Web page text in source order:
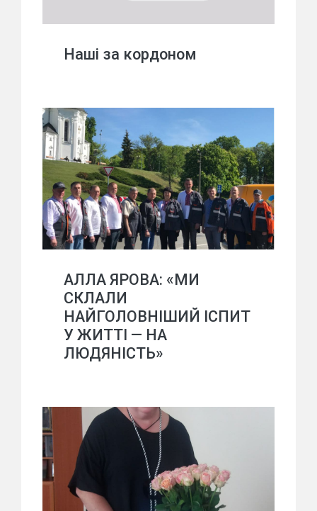
Наші за кордоном
АЛЛА ЯРОВА: «МИ
СКЛАЛИ
НАЙГОЛОВНІШИЙ ІСПИТ
У ЖИТТІ — НА
ЛЮДЯНІСТЬ»